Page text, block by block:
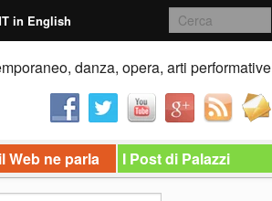
in English
danza, opera, arti performative
Web ne parla I Post di Palazzi